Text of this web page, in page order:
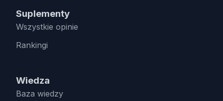
Suplementy
Wszystkie opinie
Rankingi
Wiedza
Baza wiedzy